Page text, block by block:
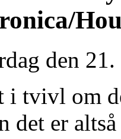
den
i tvivl om
det er